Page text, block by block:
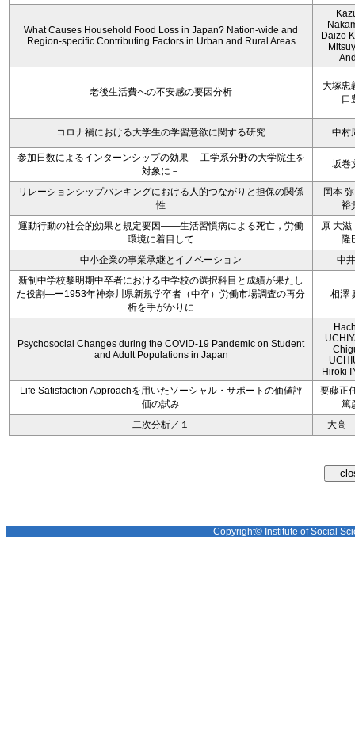
What Causes Household Food Loss in Japan? Nation-wide and
Region-specific Contributing Factors in Urban and Rural Areas
Daizo
老後生活費への不安感の要因分析
大塚忠
口
コロナ禍における大学生の学習意欲に関する研究 中村
参加日数によるインターンシップの効果 －工学系分野の大学院生を
対象に－
坂巻
リレーションシップバンキングにおける人的つながりと担保の関係
性
岡本
裕
運動行動の社会的効果と規定要因――生活習慣病による死亡，労働
環境に着目して
原 大滋
隆
中小企業の事業承継とイノベーション
中
新制中学校黎明期中卒者における中学校の選択科目と成績が果たし
た役割―ー1953年神奈川県新規学卒者（中卒）労働市場調査の再分
析を手がかりに
相澤
Psychosocial Changes during the COVID-19 Pandemic on Student
and Adult Populations in Japan
Hiroki
Life Satisfaction Approachを用いたソーシャル・サポートの価値評
価の試み
要藤正
篤
二次分析／１
大高
Copyright© Institute of Social